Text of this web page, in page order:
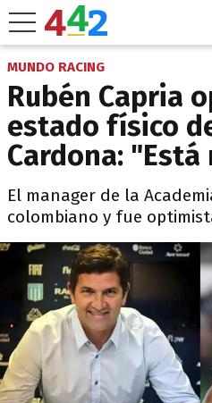
MUNDO RACING
Rubén Capria
estado físico
Cardona: "Está
El manager de la
colombiano y fue